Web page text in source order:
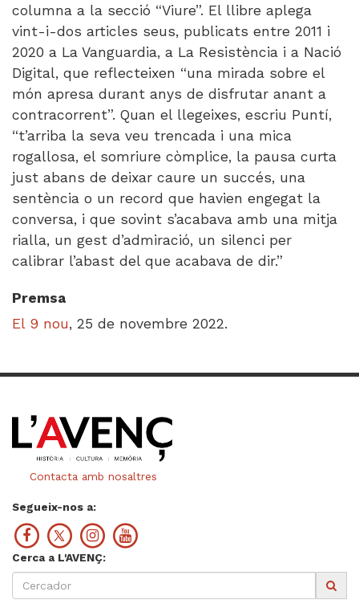
columna a la secció “Viure”. El llibre aplega
vint-i-dos articles seus, publicats entre 2011 i
2020 a La Vanguardia, a La Resistència i a Nació
Digital, que reflecteixen “una mirada sobre el
món apresa durant anys de disfrutar anant a
contracorrent”. Quan el llegeixes, escriu Puntí,
“t’arriba la seva veu trencada i una mica
rogallosa, el somriure còmplice, la pausa curta
just abans de deixar caure un succés, una
sentència o un record que havien engegat la
conversa, i que sovint s’acabava amb una mitja
rialla, un gest d’admiració, un silenci per
calibrar l’abast del que acabava de dir.”
Premsa
El 9 nou, 25 de novembre 2022.
Contacta amb nosaltres
Segueix-nos a:
Cerca a L'AVENÇ: